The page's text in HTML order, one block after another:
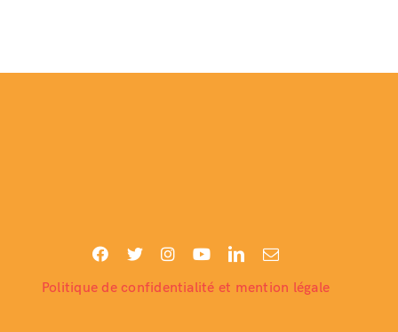
Politique de confidentialité et mention légale